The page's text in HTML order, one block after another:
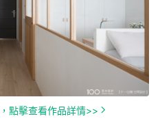
點擊查看作品詳情>>